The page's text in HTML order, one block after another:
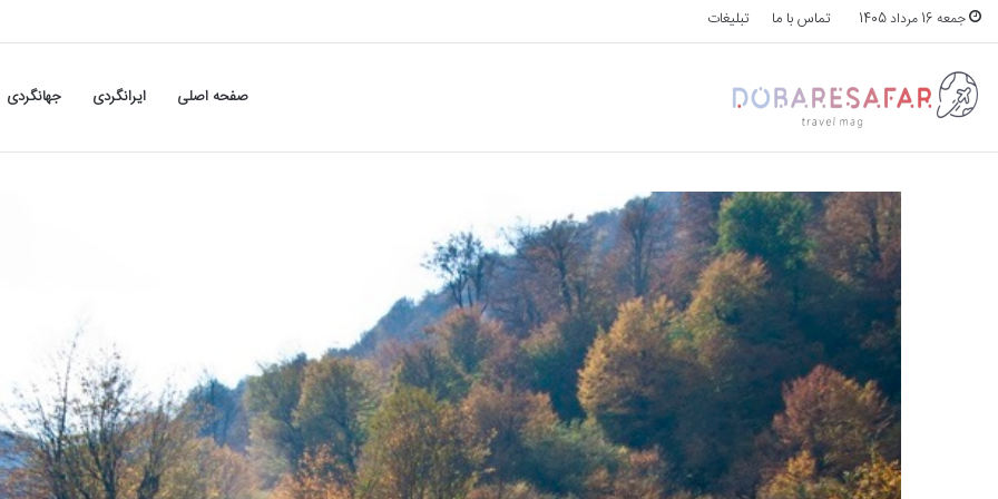
جمعه 16 مرداد 1405 تماس با ما تبلیغات
صفحه اصلی ایرانگردی جهانگردی